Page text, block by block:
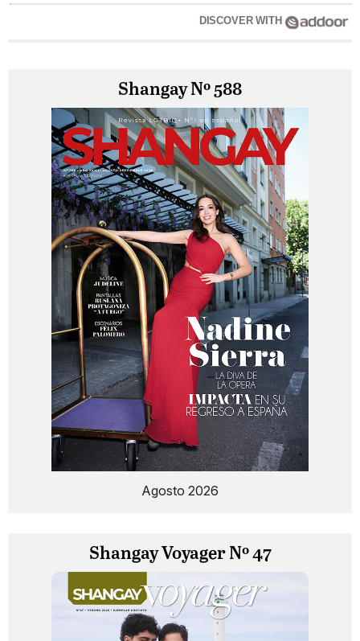
DISCOVER WITH
Shangay Nº 588
Agosto 2026
Shangay Voyager Nº 47